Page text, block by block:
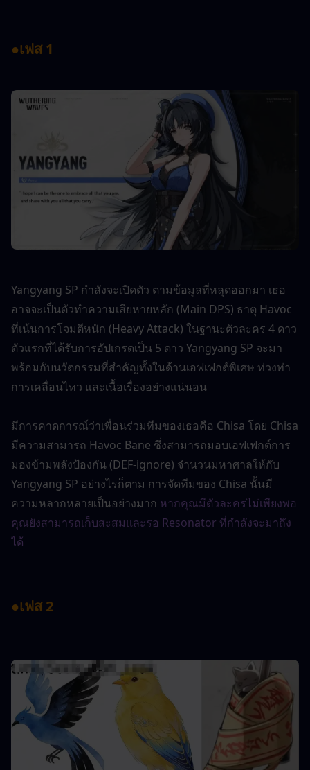
●เฟส 1
Yangyang SP กำลังจะเปิดตัว ตามข้อมูลที่หลุดออกมา เธอ
อาจจะเป็นตัวทำความเสียหายหลัก (Main DPS) ธาตุ Havoc
ที่เน้นการโจมตีหนัก (Heavy Attack) ในฐานะตัวละคร 4 ดาว
ตัวแรกที่ได้รับการอัปเกรดเป็น 5 ดาว Yangyang SP จะมา
พร้อมกับนวัตกรรมที่สำคัญทั้งในด้านเอฟเฟกต์พิเศษ ท่วงท่า
การเคลื่อนไหว และเนื้อเรื่องอย่างแน่นอน
มีการคาดการณ์ว่าเพื่อนร่วมทีมของเธอคือ Chisa โดย Chisa
มีความสามารถ Havoc Bane ซึ่งสามารถมอบเอฟเฟกต์การ
มองข้ามพลังป้องกัน (DEF-ignore) จำนวนมหาศาลให้กับ
Yangyang SP อย่างไรก็ตาม การจัดทีมของ Chisa นั้นมี
ความหลากหลายเป็นอย่างมาก หากคุณมีตัวละครไม่เพียงพอ
คุณยังสามารถเก็บสะสมและรอ Resonator ที่กำลังจะมาถึง
ได้
●เฟส 2